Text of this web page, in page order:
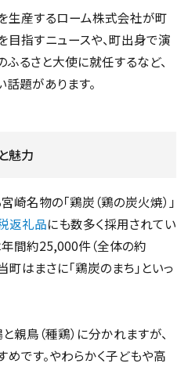
生産するローム株式会社が町
指すニュースや、町出身で演
るさと大使に就任するなど、
題があります。
魅力
崎名物の「鶏炭（鶏の炭火焼）」
返礼品にも数多く採用されてい
間約25,000件（全体の約
町はまさに「鶏炭のまち」といっ
親鳥（種鶏）に分かれますが、
です。やわらかく子どもや高